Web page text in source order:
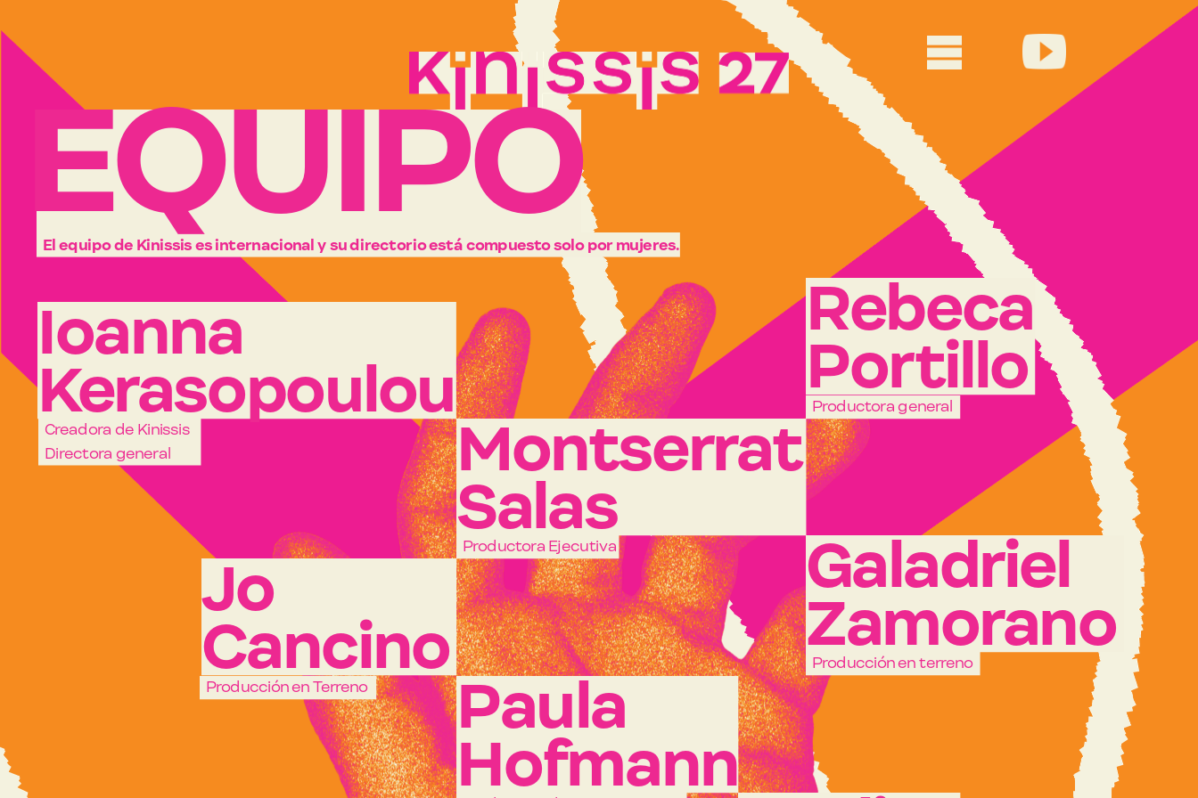
EQUIPO
El equipo de Kinissis es internacional y su directorio está compuesto solo por mujeres.
Rebeca
Portillo
Ioanna
Kerasopoulou
Productora general
Creadora de Kinissis
Directora general
Montserrat
Galadriel
Zamorano
Jo
Cancino
Producción en terreno
Producción en Terreno
Paula
Hofmann